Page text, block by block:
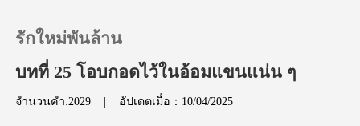
รักใหม่พันล้าน
บทที่ 25 โอบกอดไว้ในอ้อมแขนแน่น ๆ
จำนวนคำ:2029 | อัปเดตเมื่อ：10/04/2025